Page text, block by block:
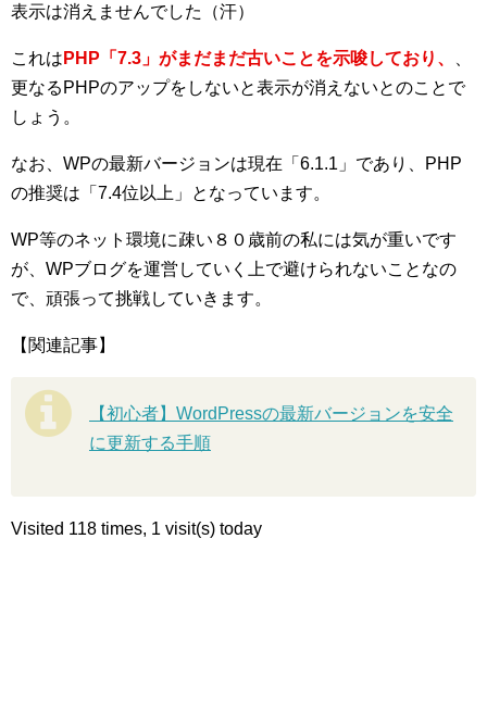
表示は消えませんでした（汗）
これは PHP「7.3」がまだまだ古いことを示唆しており、
更なるPHPのアップをしないと表示が消えないとのことで
しょう。
なお、WPの最新バージョンは現在「6.1.1」であり、PHP
の推奨は「7.4位以上」となっています。
WP等のネット環境に疎い８０歳前の私には気が重いです
が、WPブログを運営していく上で避けられないことなの
で、頑張って挑戦していきます。
【関連記事】
【初心者】WordPressの最新バージョンを安全
に更新する手順
Visited 118 times, 1 visit(s) today